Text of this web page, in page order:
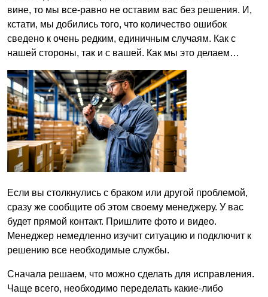
вине, то мы все-равно не оставим вас без решения. И,
кстати, мы добились того, что количество ошибок
сведено к очень редким, единичным случаям. Как с
нашей стороны, так и с вашей. Как мы это делаем…
Если вы столкнулись с браком или другой проблемой,
сразу же сообщите об этом своему менеджеру. У вас
будет прямой контакт. Пришлите фото и видео.
Менеджер немедленно изучит ситуацию и подключит к
решению все необходимые службы.
Сначала решаем, что можно сделать для исправления.
Чаще всего, необходимо переделать какие-либо